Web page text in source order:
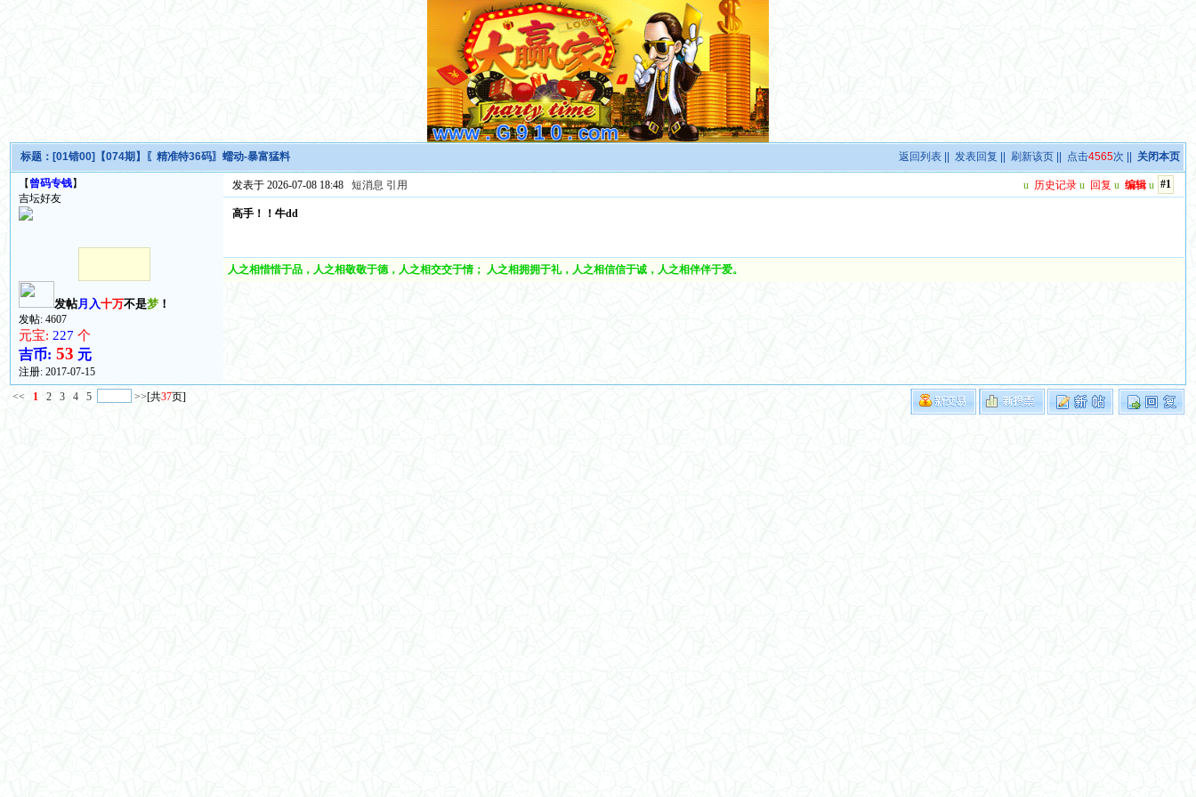
返回列表 ||发表回复 ||刷新该页 || 点击4565次 || 关闭本页
标题： [01错00]【074期】〖精准特36码〗蠕动-暴富猛料
【 曾码专钱】
吉坛好友
发帖月入十万不是梦 ！
发帖: 4607
元宝: 227个
吉币: 53 元
注册:2017-07-15
#1
u 历史记录 u 回复 u 编辑 u
发表于 2026-07-08 18:48短消息 引用
高手！！牛dd
人之相惜惜于品，人之相敬敬于德，人之相交交于情； 人之相拥拥于礼，人之相信信于诚，人之相伴伴于爱。
<< 1 2 3 4 5 >>[共37页]